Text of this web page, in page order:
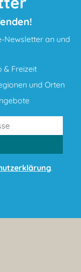
Newsletter an und
& Freizeit
und Orten
.